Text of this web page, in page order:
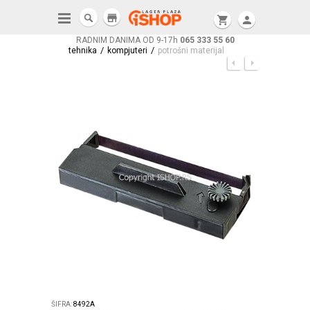
RADNIM DANIMA OD 9-17h 065 333 55 60
shopping_cart person
store
tehnika / kompjuteri / potrošni materijal
ŠIFRA:8492A